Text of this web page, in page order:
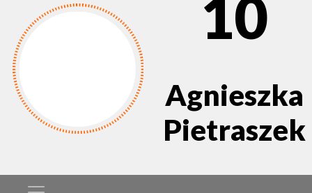
10
Agnieszka
Pietraszek